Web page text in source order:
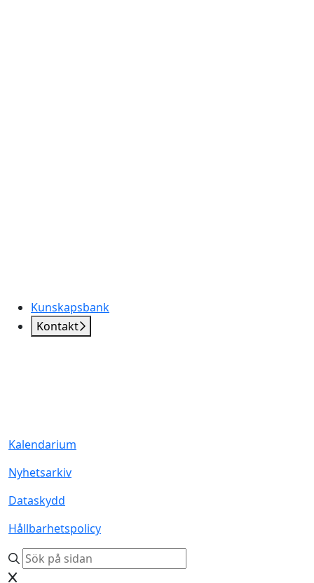
Kunskapsbank
Kontakt
Kalendarium
Nyhetsarkiv
Dataskydd
Hållbarhetspolicy